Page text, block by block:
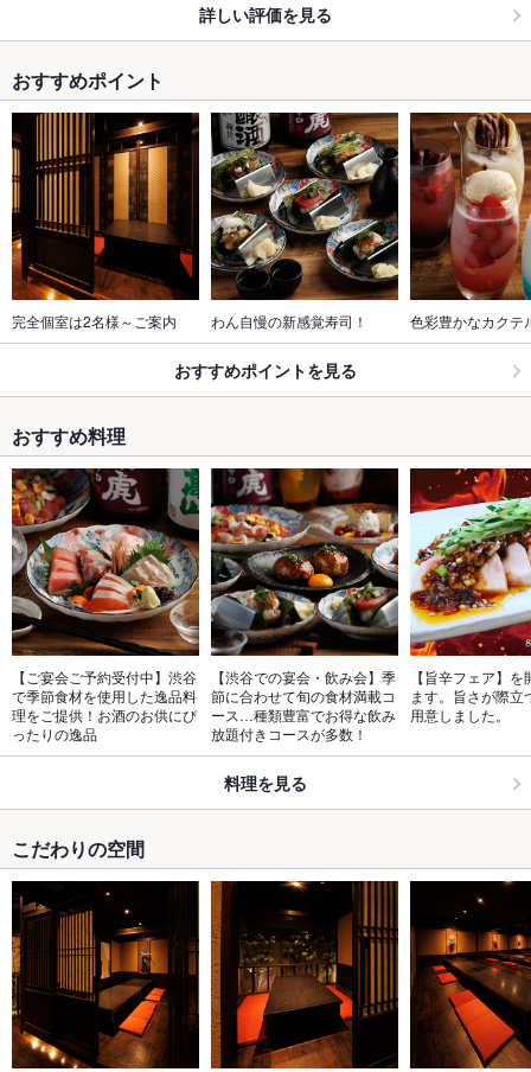
詳しい評価を見る
おすすめポイント
完全個室は2名様～ご案内 わん自慢の新感覚寿司！ 色彩豊かなカクテ
おすすめポイントを見る
おすすめ料理
【ご宴会ご予約受付中】渋谷
で季節食材を使用した逸品料
理をご提供！お酒のお供にぴ
ったりの逸品
【渋谷での宴会・飲み会】季
節に合わせて旬の食材満載コ
ース…種類豊富でお得な飲み
放題付きコースが多数！
【旨辛フェア】
ます。旨さが際立
用意しました。
料理を見る
こだわりの空間